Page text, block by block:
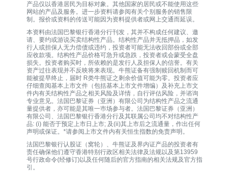
产品仅以香港居民为目标对象。其他国家的居民或不能使用这些
网站的产品及服务。进一步资料请参阅有关个别服务的销售限
制。报价或资料的传送可能因为资料提供者或网上交通而延误。
本资料由法国巴黎银行香港分行刊发，其并不构成任何建议、邀
请、要约或游说买卖结构性产品。结构性产品并无抵押品，如发
行人或担保人无力偿债或违约，投资者可能无法收回部份或全部
应收款项。结构性产品价格可急升或急跌，投资者或会蒙受全盘
损失。投资者购买时，所依赖的是发行人及担保人的信誉。有关
资产过往表现并不反映将来表现。牛熊证备有强制赎回机制而可
能被提早终止，届时 R类牛熊证之剩余价值可能为零。投资者应
仔细查阅基本上市文件（包括基本上市文件增编）及补充上市文
件内有关结构性产品之相关风险及详情，自行评估风险，并谘询
专业意见。法国巴黎证券（亚洲）有限公司为结构性产品之流通
量提供者，亦可能是其唯一巿场参与者。法国巴黎证券（亚洲）
有限公司、法国巴黎银行香港分行及其联属公司均不对结构性产
品: (i) 能否于预定上市日上市; 及(ii)其上市后之流通量，作出任何
声明或保证。*请参阅上市文件内有关恒生指数的免责声明。
法国巴黎银行认股证（窝轮）、牛熊证及界内证产品的投资者有
责任确保他们遵守香港特别行政区相关法律及法规以及第13959
号行政命令(经修订)以及任何随后的官方指南的相关法规及官方指
引。